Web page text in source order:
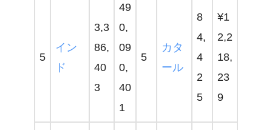
5
イン
ド
3,3
86,
40
3
49
0,
09
0,
40
1
5
カタ
ール
8
4,
4
2
5
¥1
2,2
18,
23
9